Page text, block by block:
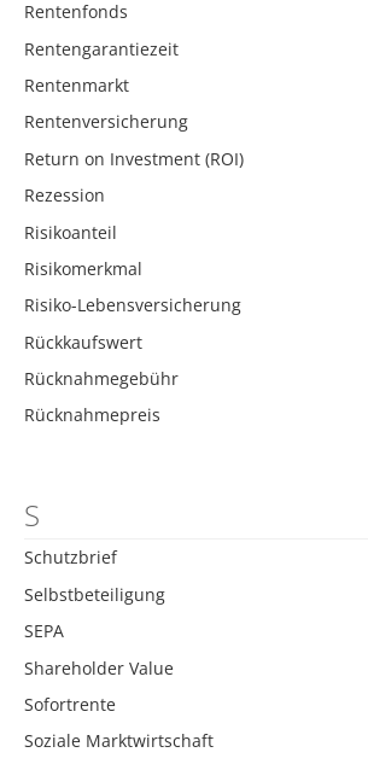
Rentenfonds
Rentengarantiezeit
Rentenmarkt
Rentenversicherung
Return on Investment (ROI)
Rezession
Risikoanteil
Risikomerkmal
Risiko-Lebensversicherung
Rückkaufswert
Rücknahmegebühr
Rücknahmepreis
S
Schutzbrief
Selbstbeteiligung
SEPA
Shareholder Value
Sofortrente
Soziale Marktwirtschaft